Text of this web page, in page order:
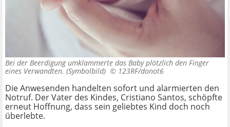
Bei der Beerdigung umklammerte das Baby plötzlich den Finger
eines Verwandten. (Symbolbild) © 123RF/donot6
Die Anwesenden handelten sofort und alarmierten den
Notruf. Der Vater des Kindes, Cristiano Santos, schöpfte
erneut Hoffnung, dass sein geliebtes Kind doch noch
überlebte.